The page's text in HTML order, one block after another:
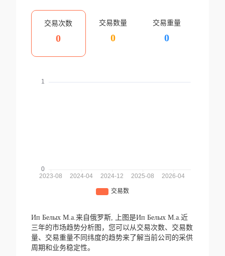
交易次数
0
交易数量
0
交易重量
0
Ип Белых М.а.来自俄罗斯,
上图是Ип Белых М.а.近
三年的市场趋势分析图，您可以从交易次数、交易数
量、交易重量不同纬度的趋势来了解当前公司的采供
周期和业务稳定性。